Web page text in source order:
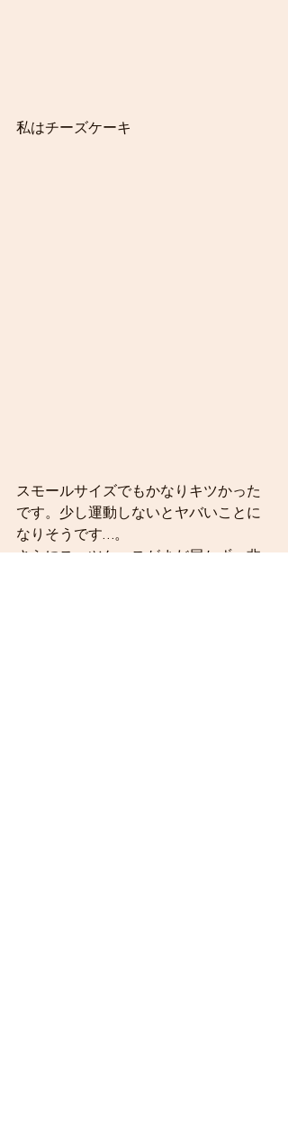
私はチーズケーキ
スモールサイズでもかなりキツかった
です。少し運動しないとヤバいことに
なりそうです…。
さらにスーツケースがまだ届かず、非